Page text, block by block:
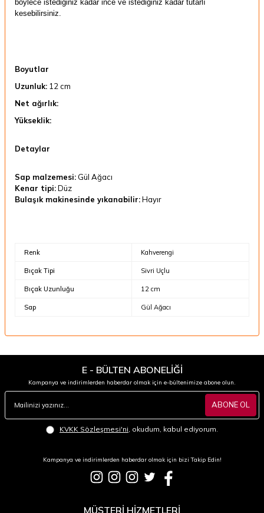
böylece istediğiniz kadar ince ve istediğiniz kadar tutarlı
kesebilirsiniz.
Boyutlar
Uzunluk: 12 cm
Net ağırlık:
Yükseklik:
Detaylar
Sap malzemesi: Gül Ağacı
Kenar tipi:Düz
Bulaşık makinesinde yıkanabilir:Hayır
Renk Kahverengi
Bıçak Tipi Sivri Uçlu
Bıçak Uzunluğu 12 cm
Sap Gül Ağacı
E - BÜLTEN ABONELİĞİ
Kampanya ve indirimlerden haberdar olmak için e-bültenimize abone olun.
ABONE OL
KVKK Sözleşmesi'ni , okudum, kabul ediyorum.
Kampanya ve indirimlerden haberdar olmak için bizi Takip Edin!
MÜŞTERİ HİZMETLERİ